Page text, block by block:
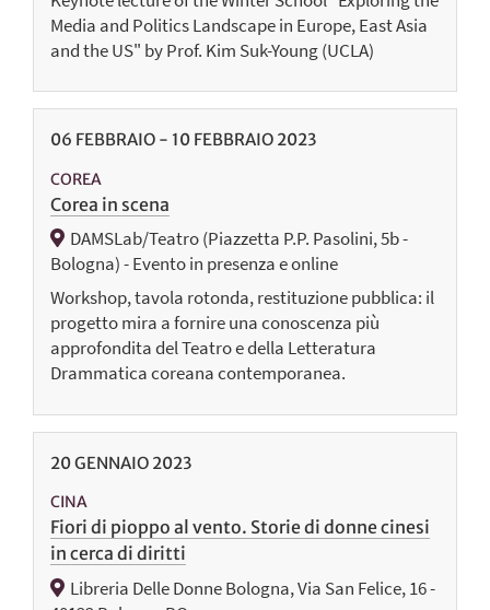
Media and Politics Landscape in Europe, East Asia
and the US" by Prof. Kim Suk-Young (UCLA)
06 FEBBRAIO - 10 FEBBRAIO 2023
COREA
Corea in scena
DAMSLab/Teatro (Piazzetta P.P. Pasolini, 5b -
Bologna) - Evento in presenza e online
Workshop, tavola rotonda, restituzione pubblica: il
progetto mira a fornire una conoscenza più
approfondita del Teatro e della Letteratura
Drammatica coreana contemporanea.
20GENNAIO 2023
CINA
Fiori di pioppo al vento. Storie di donne cinesi
in cerca di diritti
Libreria Delle Donne Bologna, Via San Felice, 16 -